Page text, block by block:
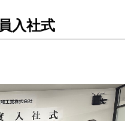
入社式